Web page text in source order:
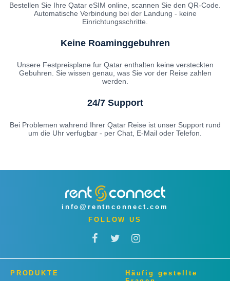
Bestellen Sie Ihre Qatar eSIM online, scannen Sie den QR-Code.
Automatische Verbindung bei der Landung - keine
Einrichtungsschritte.
Keine Roaminggebuhren
Unsere Festpreisplane fur Qatar enthalten keine versteckten
Gebuhren. Sie wissen genau, was Sie vor der Reise zahlen
werden.
24/7 Support
Bei Problemen wahrend Ihrer Qatar Reise ist unser Support rund
um die Uhr verfugbar - per Chat, E-Mail oder Telefon.
info@rentnconnect.com
FOLLOW US
PRODUKTE
Häufig gestellte